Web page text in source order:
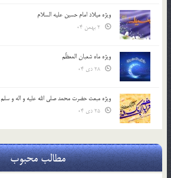
ویژه میلاد امام حسین علیه السلام
ویژه ماه شعبان المعظّم
ویژه مبعث حضرت محمد صلی الله علیه و اله و سلم
مطالب محبوب